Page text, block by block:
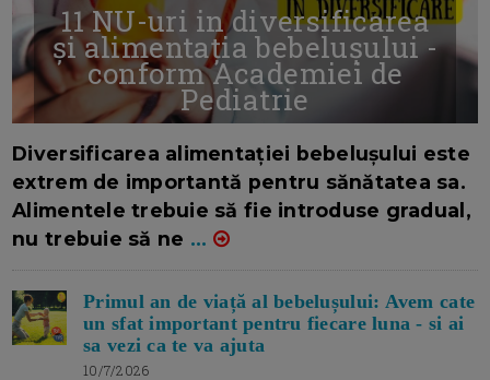
11 NU-uri in diversificarea
și alimentația bebelușului -
conform Academiei de
Pediatrie
Diversificarea alimentației bebelușului este
extrem de importantă pentru sănătatea sa.
Alimentele trebuie să fie introduse gradual,
nu trebuie să ne ...
Primul an de viață al bebelușului: Avem cate
un sfat important pentru fiecare luna - si ai
sa vezi ca te va ajuta
10/7/2026